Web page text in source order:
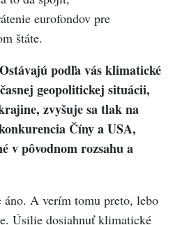
eurofondov pre
štáte.
podľa vás klimatické
geopolitickej situácii,
zvyšuje sa tlak na
Číny a USA,
v pôvodnom rozsahu a
áno. A verím tomu preto, lebo
Úsilie dosiahnuť klimatické